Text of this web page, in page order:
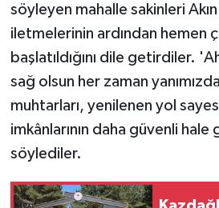
söyleyen mahalle sakinleri
iletmelerinin ardından hemen
başlatıldığını dile getirdiler.
sağ olsun her zaman
muhtarları, yenilenen yol
imkânlarının daha güvenli
söylediler.
YAŞAM
Yerel Haberler